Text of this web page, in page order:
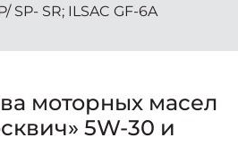
SP- SR; ILSAC GF-6A
моторных масел
5W-30 и